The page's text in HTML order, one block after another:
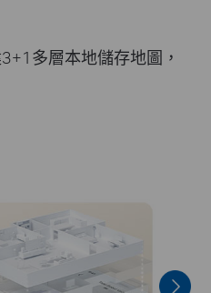
意的程度，您可以鎖定
器人重新映射。